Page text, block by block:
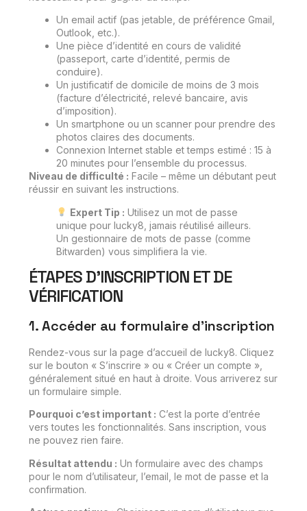
Un email actif (pas jetable, de préférence Gmail,
Outlook, etc.).
Une pièce d’identité en cours de validité
(passeport, carte d’identité, permis de
conduire).
Un justificatif de domicile de moins de 3 mois
(facture d’électricité, relevé bancaire, avis
d’imposition).
Un smartphone ou un scanner pour prendre des
photos claires des documents.
Connexion Internet stable et temps estimé : 15 à
20 minutes pour l’ensemble du processus.
Niveau de difficulté : Facile – même un débutant peut
réussir en suivant les instructions.
Expert Tip : Utilisez un mot de passe
unique pour lucky8, jamais réutilisé ailleurs.
Un gestionnaire de mots de passe (comme
Bitwarden) vous simplifiera la vie.
ÉTAPES D’INSCRIPTION ET DE
VÉRIFICATION
1. Accéder au formulaire d’inscription
Rendez-vous sur la page d’accueil de lucky8. Cliquez
sur le bouton « S’inscrire » ou « Créer un compte »,
généralement situé en haut à droite. Vous arriverez sur
un formulaire simple.
Pourquoi c’est important : C’est la porte d’entrée
vers toutes les fonctionnalités. Sans inscription, vous
ne pouvez rien faire.
Résultat attendu : Un formulaire avec des champs
pour le nom d’utilisateur, l’email, le mot de passe et la
confirmation.